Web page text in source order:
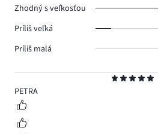
5
PETRA
Zhodný s veľkosťou
Príliš veľká
Príliš malá